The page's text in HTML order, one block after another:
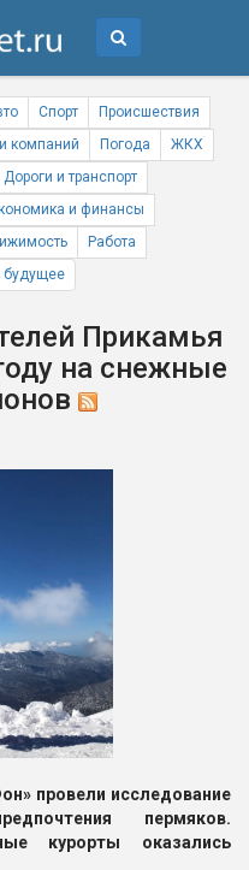
Спорт
Происшествия
компаний Погода
ЖКХ
Дороги и транспорт
и финансы
Работа
будущее
Прикамья
на снежные
провели исследование
пермяков.
курорты оказались